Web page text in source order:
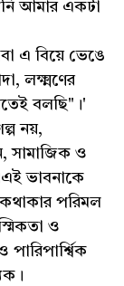
আমার একটা
এ বিয়ে ভেঙে
লক্ষ্মণের
বলছি"।'
নয়,
সামাজিক ও
ভাবনাকে
কথাকার পরিমল
ও
পারিপার্শ্বিক